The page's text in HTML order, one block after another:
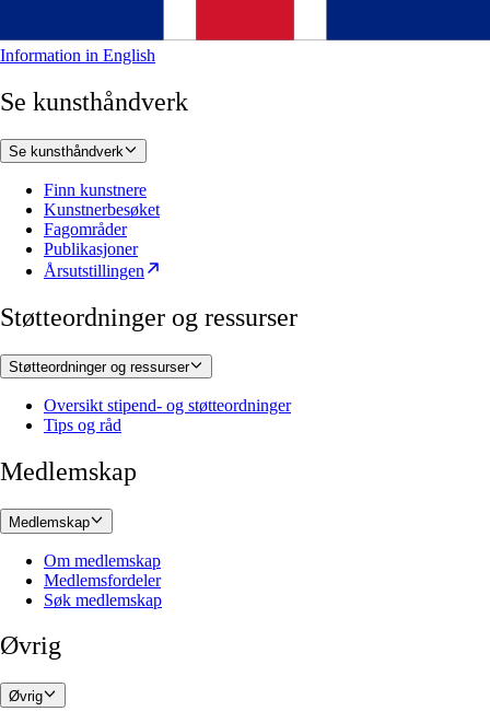
Information in English
Se kunsthåndverk
Se kunsthåndverk
Finn kunstnere
Kunstnerbesøket
Fagområder
Publikasjoner
Årsutstillingen
Støtteordninger og ressurser
Støtteordninger og ressurser
Oversikt stipend- og støtteordninger
Tips og råd
Medlemskap
Medlemskap
Om medlemskap
Medlemsfordeler
Søk medlemskap
Øvrig
Øvrig